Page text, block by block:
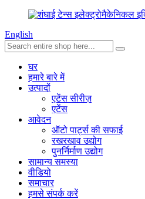
English
घर
हमारे बारे में
उत्पादों
एटेंस सीरीज़
एटेंस
आवेदन
ऑटो पार्ट्स की सफाई
रखरखाव उद्योग
पुनर्निर्माण उद्योग
सामान्य समस्या
वीडियो
समाचार
हमसे संपर्क करें